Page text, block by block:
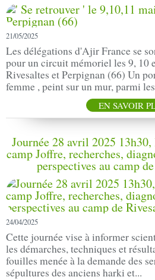
21/05/2025
Les délégations d'Ajir France se
pour un circuit mémoriel les 9, 10
Rivesaltes et Perpignan (66) Un
femme , peint sur un mur, parmi
EN SAVOIR
Journée 28 avril 2025
camp Joffre, recherches,
perspectives au camp
24/04/2025
Cette journée vise à informer
les démarches, techniques et
fouilles menée à la demande des
sépultures des anciens harki et...